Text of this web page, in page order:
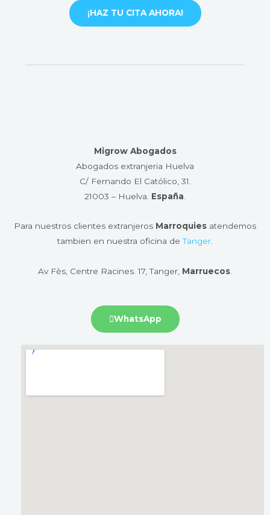
¡HAZ TU CITA AHORA!
Migrow Abogados
Abogados extranjeria Huelva
C/ Fernando El Católico, 31.
21003 – Huelva​. España
Para nuestros clientes extranjeros Marroquies atendemos
tambien en nuestra oficina deTanger
Av Fès, Centre Racines. 17, Tanger, Marruecos
WhatsApp